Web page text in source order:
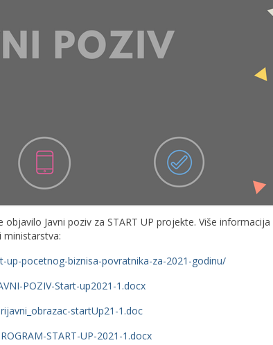
Javni poziv za START UP projekte. Više
ministarstva:
pocetnog-biznisa-povratnika-za-2021-godinu/
POZIV-Start-up2021-1.docx
startUp21-1.doc
START-UP-2021-1.docx